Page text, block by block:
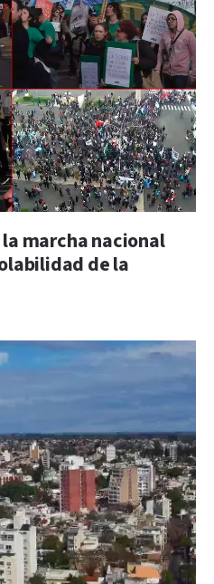
marcha nacional
de la